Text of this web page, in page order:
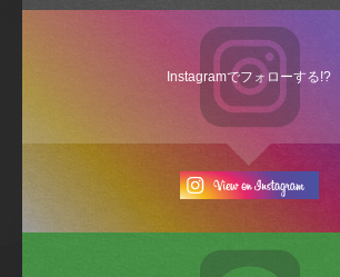
Instagramでフォローする!?